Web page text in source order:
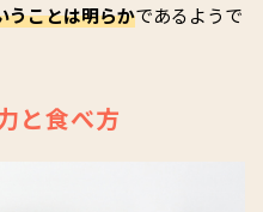
うことは明らかであるようで
と食べ方